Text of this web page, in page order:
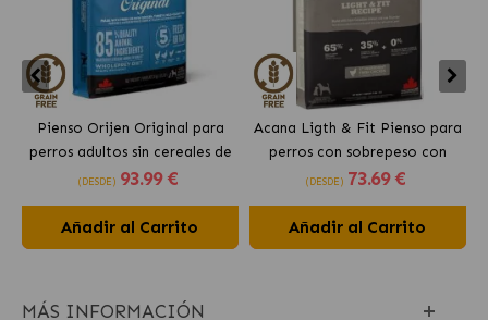
Pienso Orijen Original para
perros adultos sin cereales de
pollo
(DESDE) 93.99 €
Añadir al Carrito
Acana Ligth & Fit Pienso para
perros con sobrepeso con
pollo fresco
(DESDE) 73.69 €
Añadir al Carrito
MÁS INFORMACIÓN